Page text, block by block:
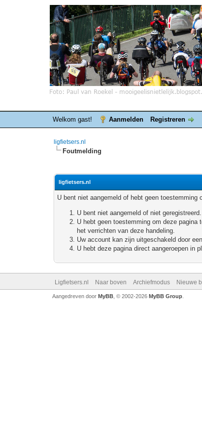
Welkom gast! Aanmelden Registreren
ligfietsers.nl
Foutmelding
ligfietsers.nl
U bent niet aangemeld of hebt geen
U bent niet aangemeld of niet
U hebt geen toestemming om deze
het verrichten van deze handeling.
Uw account kan zijn uitgeschakeld door
U hebt deze pagina direct aangeroepen in
Ligfietsers.nl Naar boven Archiefmodus Nieuwe
Aangedreven door MyBB, © 2002-2026 MyBB Group.